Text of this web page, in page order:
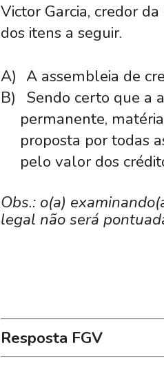
Victor Garcia, credor
dos itens a seguir.
A) A assembleia de
B) Sendo certo que a
permanente,
proposta por todas
pelo valor dos
Obs.: o(a)
legal não será
Resposta FGV